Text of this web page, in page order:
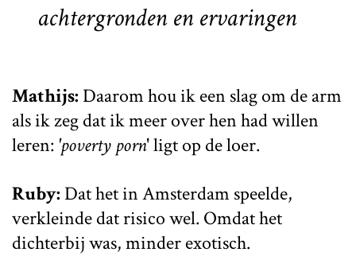
achtergronden en ervaringen
Mathijs: Daarom hou ik een slag om de arm
als ik zeg dat ik meer over hen had willen
leren: 'poverty porn' ligt op de loer.
Ruby: Dat het in Amsterdam speelde,
verkleinde dat risico wel. Omdat het
dichterbij was, minder exotisch.